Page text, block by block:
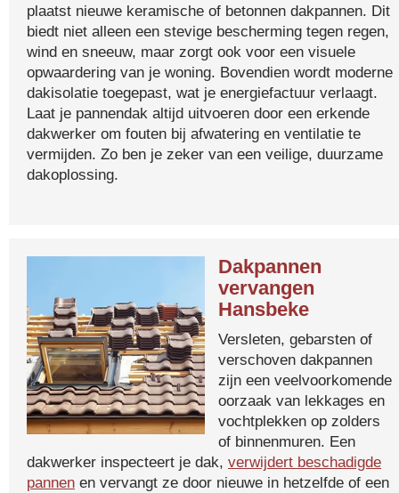
plaatst nieuwe keramische of betonnen dakpannen. Dit
biedt niet alleen een stevige bescherming tegen regen,
wind en sneeuw, maar zorgt ook voor een visuele
opwaardering van je woning. Bovendien wordt moderne
dakisolatie toegepast, wat je energiefactuur verlaagt.
Laat je pannendak altijd uitvoeren door een erkende
dakwerker om fouten bij afwatering en ventilatie te
vermijden. Zo ben je zeker van een veilige, duurzame
dakoplossing.
Dakpannen
vervangen
Hansbeke
Versleten, gebarsten of
verschoven dakpannen
zijn een veelvoorkomende
oorzaak van lekkages en
vochtplekken op zolders
of binnenmuren. Een
dakwerker inspecteert je dak, verwijdert beschadigde
pannen en vervangt ze door nieuwe in hetzelfde of een